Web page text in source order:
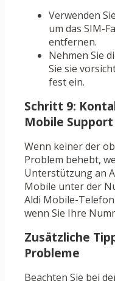
Verwenden
um das SIM-
entfernen.
Nehmen Sie
Sie sie
fest ein.
Schritt 9:
Mobile Support
Wenn keiner der
Problem behebt,
Unterstützung an
Mobile unter der
Aldi Mobile-
wenn Sie Ihre
Zusätzliche
Probleme
Beachten Sie bei